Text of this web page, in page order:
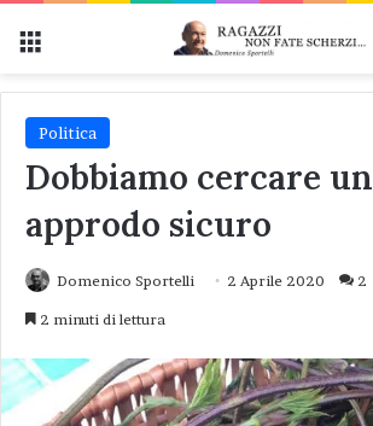
Politica
Dobbiamo cercare un
approdo sicuro
Domenico Sportelli 2 Aprile 2020 2
2 minuti di lettura